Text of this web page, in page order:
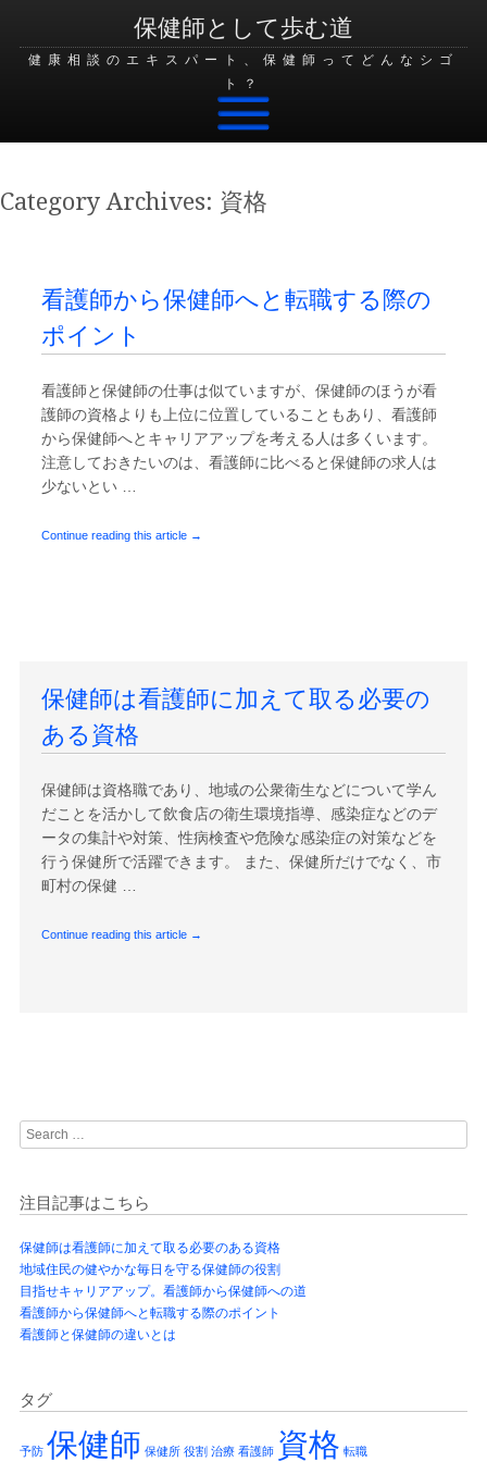
保健師として歩む道
健康相談のエキスパート、保健師ってどんなシゴ
ト？
Category Archives: 資格
看護師から保健師へと転職する際の
ポイント
看護師と保健師の仕事は似ていますが、保健師のほうが看
護師の資格よりも上位に位置していることもあり、看護師
から保健師へとキャリアアップを考える人は多くいます。
注意しておきたいのは、看護師に比べると保健師の求人は
少ないとい …
Continue reading this article →
保健師は看護師に加えて取る必要の
ある資格
保健師は資格職であり、地域の公衆衛生などについて学ん
だことを活かして飲食店の衛生環境指導、感染症などのデ
ータの集計や対策、性病検査や危険な感染症の対策などを
行う保健所で活躍できます。 また、保健所だけでなく、市
町村の保健 …
Continue reading this article →
Search
注目記事はこちら
保健師は看護師に加えて取る必要のある資格
地域住民の健やかな毎日を守る保健師の役割
目指せキャリアアップ。看護師から保健師への道
看護師から保健師へと転職する際のポイント
看護師と保健師の違いとは
タグ
予防 保健師 保健所 役割 治療 看護師 資格 転職